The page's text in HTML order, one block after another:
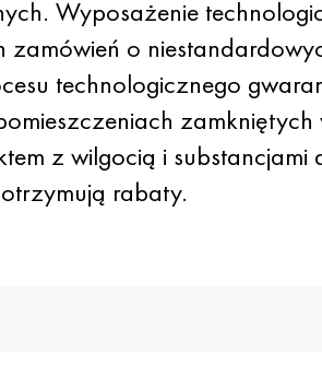
Wyposażenie
o
technologicznego
zamkniętych
z wilgocią i substancjami
rabaty.